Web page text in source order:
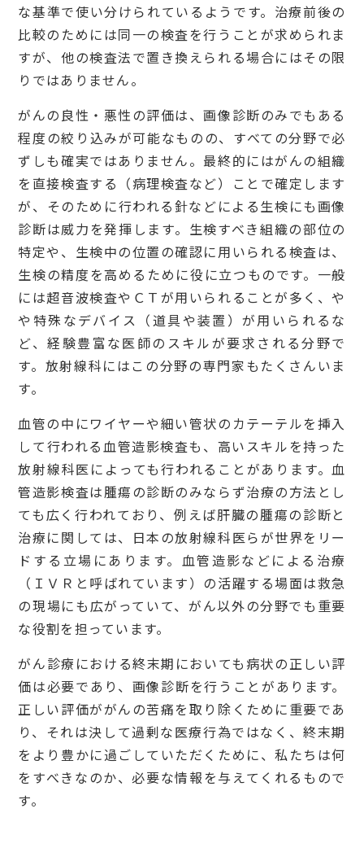
な基準で使い分けられているようです。治療前後の
比較のためには同一の検査を行うことが求められま
すが、他の検査法で置き換えられる場合にはその限
りではありません。
がんの良性・悪性の評価は、画像診断のみでもある
程度の絞り込みが可能なものの、すべての分野で必
ずしも確実ではありません。最終的にはがんの組織
を直接検査する（病理検査など）ことで確定します
が、そのために行われる針などによる生検にも画像
診断は威力を発揮します。生検すべき組織の部位の
特定や、生検中の位置の確認に用いられる検査は、
生検の精度を高めるために役に立つものです。一般
には超音波検査やＣＴが用いられることが多く、や
や特殊なデバイス（道具や装置）が用いられるな
ど、経験豊富な医師のスキルが要求される分野で
す。放射線科にはこの分野の専門家もたくさんいま
す。
血管の中にワイヤーや細い管状のカテーテルを挿入
して行われる血管造影検査も、高いスキルを持った
放射線科医によっても行われることがあります。血
管造影検査は腫瘍の診断のみならず治療の方法とし
ても広く行われており、例えば肝臓の腫瘍の診断と
治療に関しては、日本の放射線科医らが世界をリー
ドする立場にあります。血管造影などによる治療
（ＩＶＲと呼ばれています）の活躍する場面は救急
の現場にも広がっていて、がん以外の分野でも重要
な役割を担っています。
がん診療における終末期においても病状の正しい評
価は必要であり、画像診断を行うことがあります。
正しい評価ががんの苦痛を取り除くために重要であ
り、それは決して過剰な医療行為ではなく、終末期
をより豊かに過ごしていただくために、私たちは何
をすべきなのか、必要な情報を与えてくれるもので
す。